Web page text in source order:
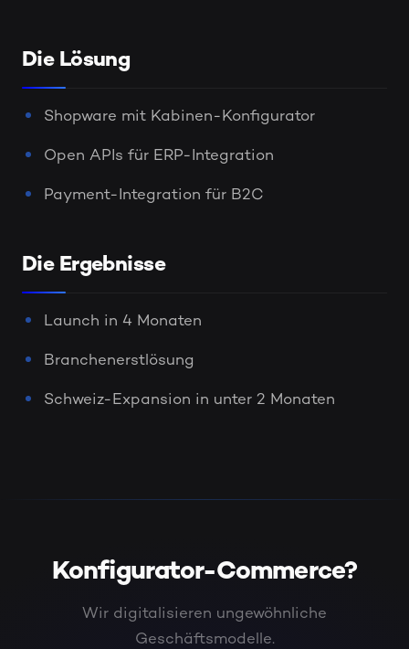
Die Lösung
Shopware mit Kabinen-Konfigurator
Open APIs für ERP-Integration
Payment-Integration für B2C
Die Ergebnisse
Launch in 4 Monaten
Branchenerstlösung
Schweiz-Expansion in unter 2 Monaten
Konfigurator-Commerce?
Wir digitalisieren ungewöhnliche
Geschäftsmodelle.